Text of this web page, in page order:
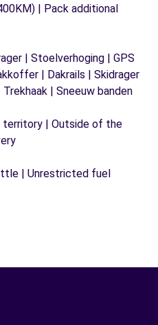
| Pack additional
| Stoelverhoging | GPS
| Dakrails | Skidrager
| Sneeuw banden
territory | Outside of the
| Unrestricted fuel